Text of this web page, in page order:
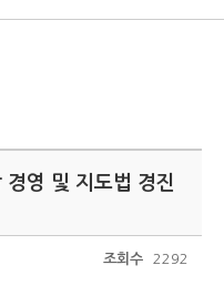
영 및 지도법 경진
조회수 2292